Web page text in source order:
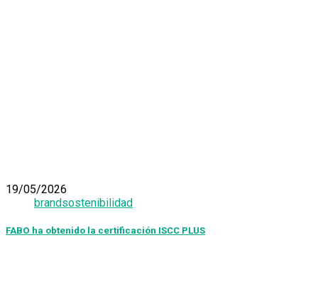
19/05/2026
brandsostenibilidad
FABO ha obtenido la certificación ISCC PLUS